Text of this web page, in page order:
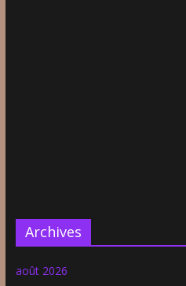
Archives
août 2026